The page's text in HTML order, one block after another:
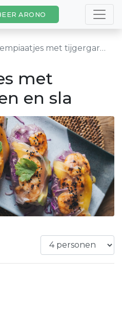
ARONO
met tijgergarnalen en sla
met
en sla